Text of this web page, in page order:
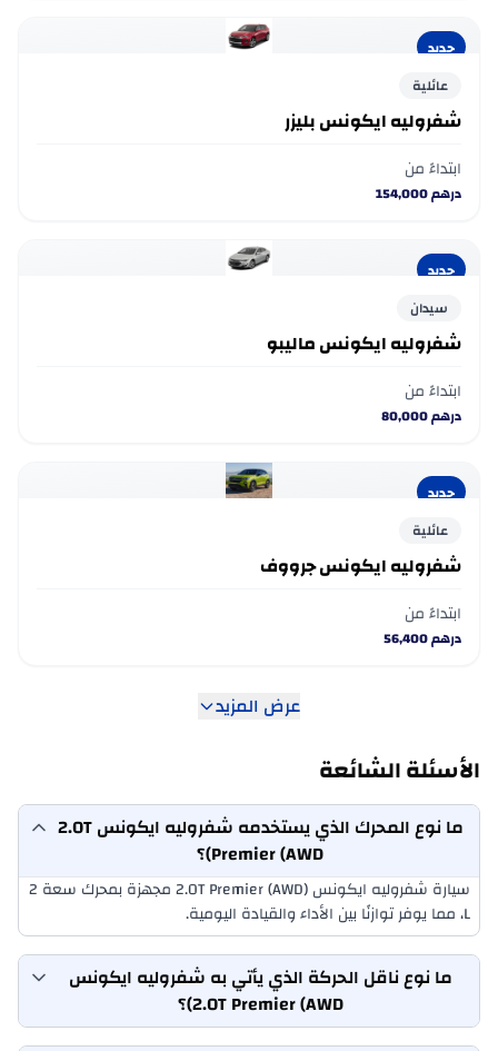
جديد
عائلية
شفروليه ايكونس بليزر
ابتداءً من
درهم154,000
جديد
سيدان
شفروليه ايكونس ماليبو
ابتداءً من
درهم80,000
جديد
عائلية
شفروليه ايكونس جرووف
ابتداءً من
درهم56,400
عرض المزيد
الأسئلة الشائعة
ما نوع المحرك الذي يستخدمه شفروليه ايكونس 2.0T
Premier (AWD)؟
سيارة شفروليه ايكونس 2.0T Premier (AWD) مجهزة بمحرك سعة 2
L، مما يوفر توازنًا بين الأداء والقيادة اليومية.
ما نوع ناقل الحركة الذي يأتي به شفروليه ايكونس
2.0T Premier (AWD)؟